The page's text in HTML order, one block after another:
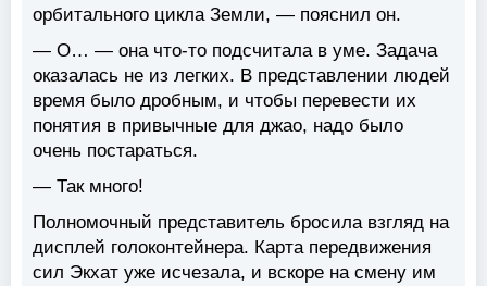
орбитального цикла Земли, — пояснил он.
— О… — она что-то подсчитала в уме. Задача
оказалась не из легких. В представлении людей
время было дробным, и чтобы перевести их
понятия в привычные для джао, надо было
очень постараться.
— Так много!
Полномочный представитель бросила взгляд на
дисплей голоконтейнера. Карта передвижения
сил Экхат уже исчезала, и вскоре на смену им